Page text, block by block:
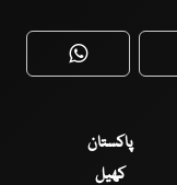
WhatsApp
پاکستان
کھیل